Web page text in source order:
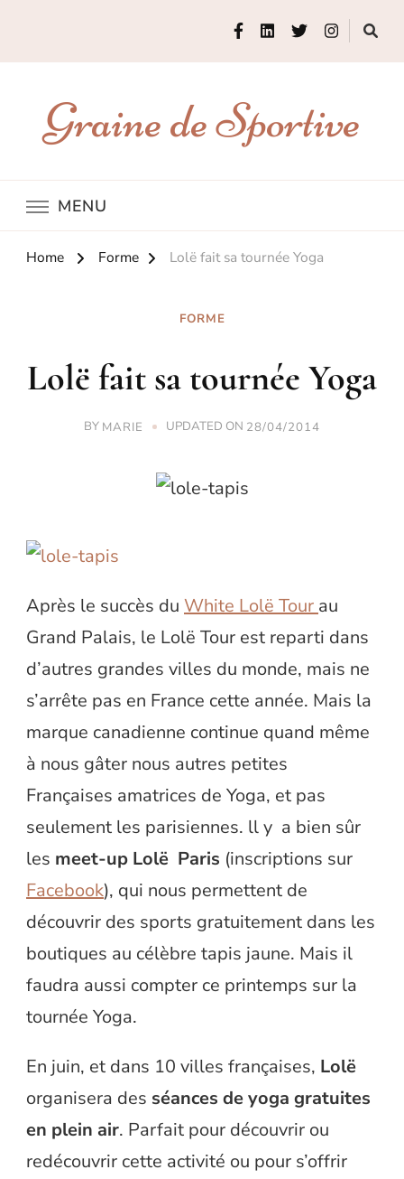
Graine de Sportive
MENU
Home Forme Lolë fait sa tournée Yoga
FORME
Lolë fait sa tournée Yoga
BY MARIE UPDATED ON 28/04/2014
Après le succès du White Lolë Tour au
Grand Palais, le Lolë Tour est reparti dans
d’autres grandes villes du monde, mais ne
s’arrête pas en France cette année. Mais la
marque canadienne continue quand même
à nous gâter nous autres petites
Françaises amatrices de Yoga, et pas
seulement les parisiennes. ll y a bien sûr
les meet-up Lolë Paris (inscriptions sur
Facebook), qui nous permettent de
découvrir des sports gratuitement dans les
boutiques au célèbre tapis jaune. Mais il
faudra aussi compter ce printemps sur la
tournée Yoga.
En juin, et dans 10 villes françaises, Lolë
organisera des séances de yoga gratuites
en plein air. Parfait pour découvrir ou
redécouvrir cette activité ou pour s’offrir